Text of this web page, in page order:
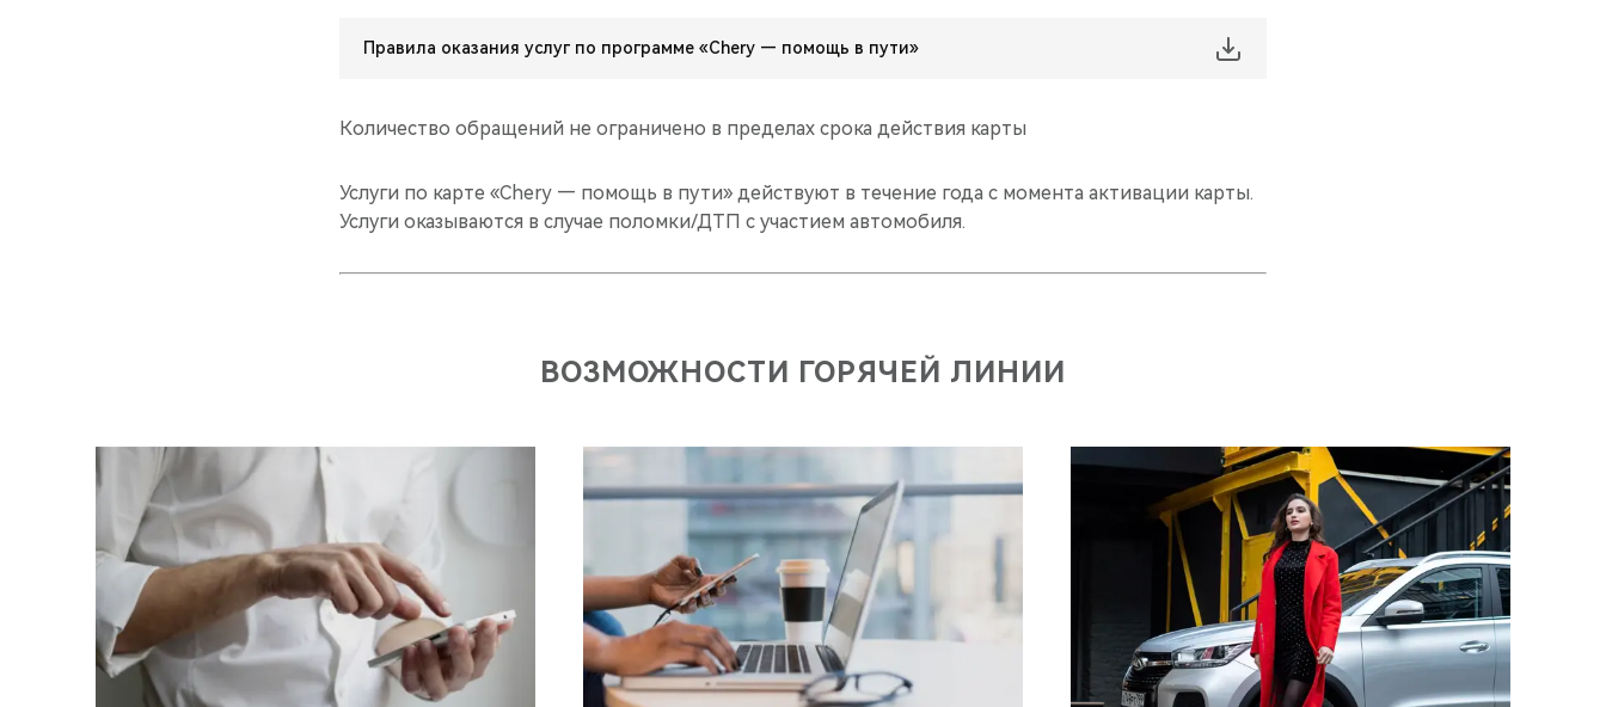
Правила оказания услуг по программе «Chery — помощь в пути»
Количество обращений не ограничено в пределах срока действия карты
Услуги по карте «Chery — помощь в пути» действуют в течение года с момента активации карты.
Услуги оказываются в случае поломки/ДТП с участием автомобиля.
ВОЗМОЖНОСТИ ГОРЯЧЕЙ ЛИНИИ